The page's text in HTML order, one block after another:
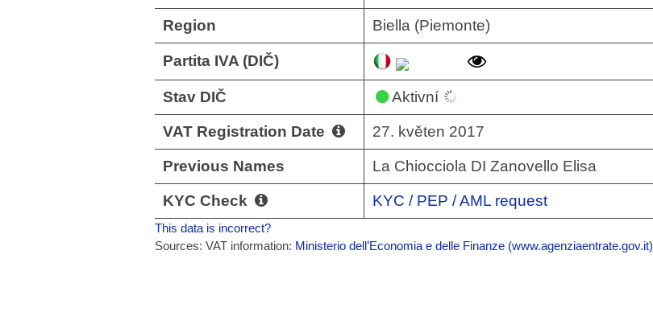
Region Biella (Piemonte)
Partita IVA (DIČ)
Stav DIČ Aktivní
VAT Registration Date 27. květen 2017
Previous Names La Chiocciola DI Zanovello Elisa
KYC Check KYC / PEP / AML request
This data is incorrect?
Sources: VAT information: Ministerio dell’Economia e delle Finanze (www.agenziaentrate.gov.it)